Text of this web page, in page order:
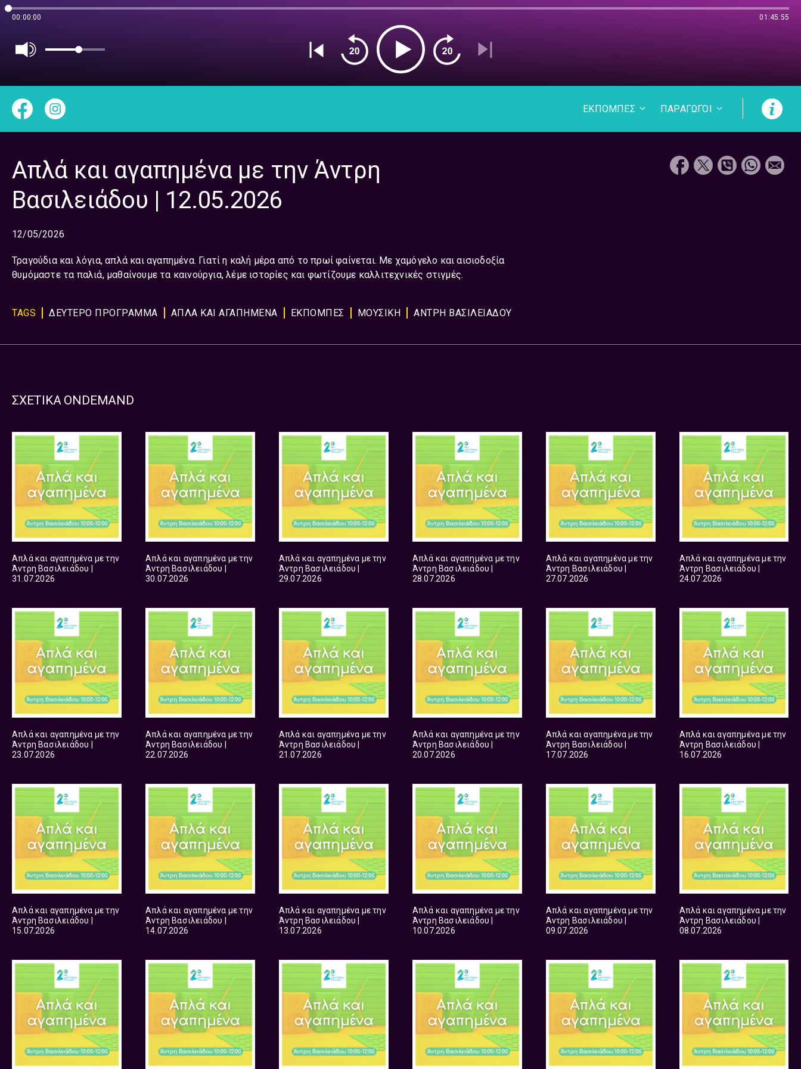
00:00:00 01:45:55
ΕΚΠΟΜΠΕΣ ΠΑΡΑΓΩΓΟΙ
Απλά και αγαπημένα με την Άντρη
Βασιλειάδου | 12.05.2026
12/05/2026
Τραγούδια και λόγια, απλά και αγαπημένα. Γιατί η καλή μέρα από το πρωί φαίνεται. Με χαμόγελο και αισιοδοξία
θυμόμαστε τα παλιά, μαθαίνουμε τα καινούργια, λέμε ιστορίες και φωτίζουμε καλλιτεχνικές στιγμές.
TAGS ΔΕΥΤΕΡΟ ΠΡΟΓΡΑΜΜΑ ΑΠΛΑ ΚΑΙ ΑΓΑΠΗΜΕΝΑ ΕΚΠΟΜΠΈΣ ΜΟΥΣΙΚΉ ΑΝΤΡΗ ΒΑΣΙΛΕΙΑΔΟΥ
ΣΧΕΤΙΚΑ ONDEMAND
Απλά και αγαπημένα με την
Άντρη Βασιλειάδου |
31.07.2026
Απλά και αγαπημένα με την
Άντρη Βασιλειάδου |
30.07.2026
Απλά και αγαπημένα με την
Άντρη Βασιλειάδου |
29.07.2026
Απλά και αγαπημένα με την
Άντρη Βασιλειάδου |
28.07.2026
Απλά και αγαπημένα με την
Άντρη Βασιλειάδου |
27.07.2026
Απλά και αγαπημένα με την
Άντρη Βασιλειάδου |
24.07.2026
Απλά και αγαπημένα με την
Άντρη Βασιλειάδου |
23.07.2026
Απλά και αγαπημένα με την
Άντρη Βασιλειάδου |
22.07.2026
Απλά και αγαπημένα με την
Άντρη Βασιλειάδου |
21.07.2026
Απλά και αγαπημένα με την
Άντρη Βασιλειάδου |
20.07.2026
Απλά και αγαπημένα με την
Άντρη Βασιλειάδου |
17.07.2026
Απλά και αγαπημένα με την
Άντρη Βασιλειάδου |
16.07.2026
Απλά και αγαπημένα με την
Άντρη Βασιλειάδου |
15.07.2026
Απλά και αγαπημένα με την
Άντρη Βασιλειάδου |
14.07.2026
Απλά και αγαπημένα με την
Άντρη Βασιλειάδου |
13.07.2026
Απλά και αγαπημένα με την
Άντρη Βασιλειάδου |
10.07.2026
Απλά και αγαπημένα με την
Άντρη Βασιλειάδου |
09.07.2026
Απλά και αγαπημένα με την
Άντρη Βασιλειάδου |
08.07.2026